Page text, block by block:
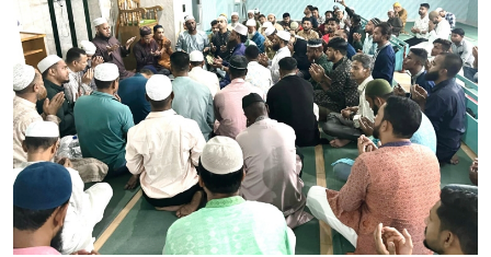
সম্পাদকীয় কলাম
ABOUT US
DIAL SYLHET